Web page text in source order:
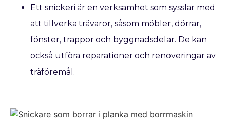
Ett snickeri är en verksamhet som sysslar med
att tillverka trävaror, såsom möbler, dörrar,
fönster, trappor och byggnadsdelar. De kan
också utföra reparationer och renoveringar av
träföremål.